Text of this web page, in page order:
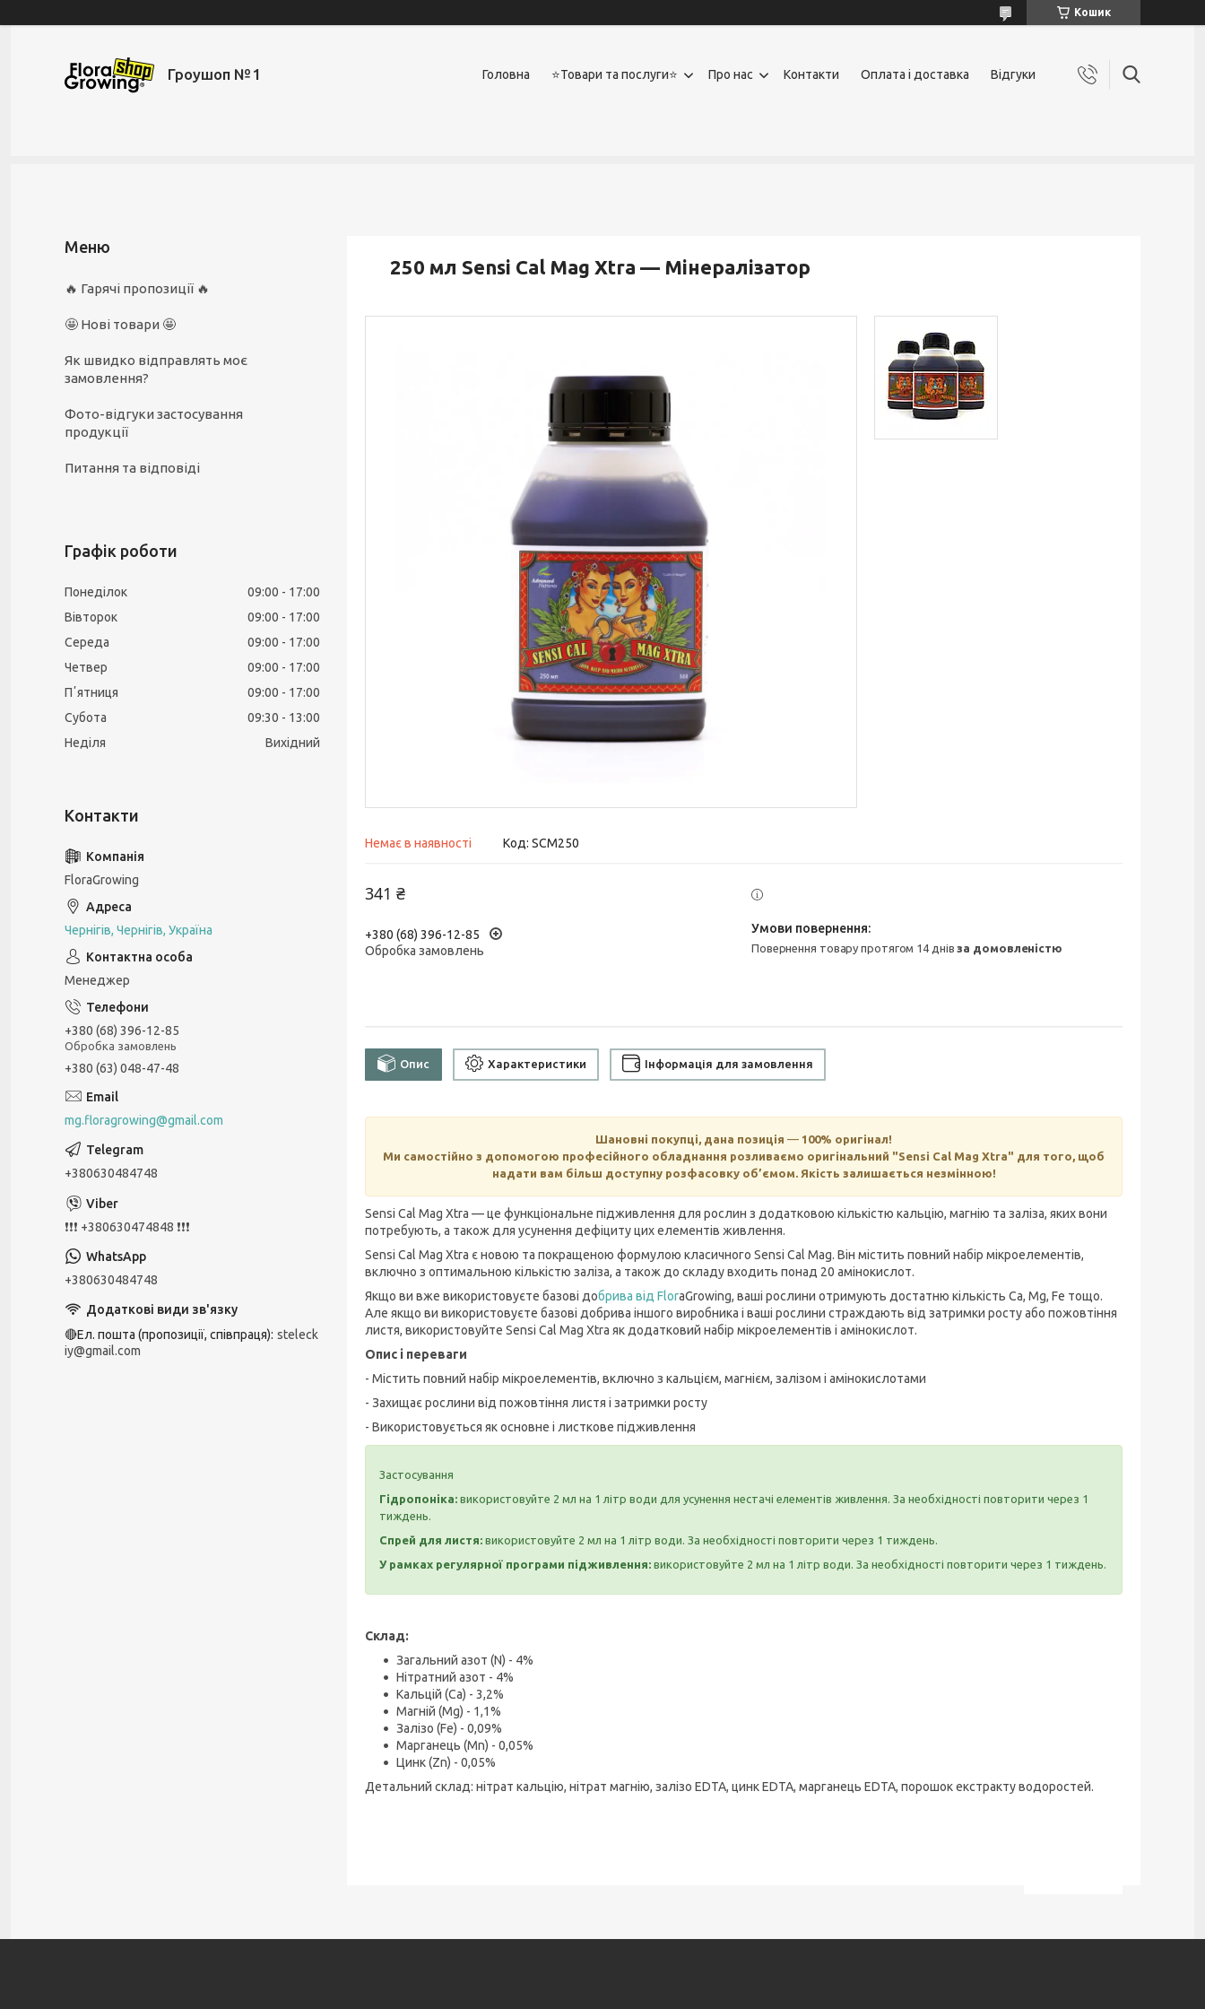
Кошик
Гроушоп №1 Головна ⭐Товари та послуги⭐ Про нас Контакти Оплата і доставка Відгуки
250 мл Sensi Cal Mag Xtra — Мінералізатор
Немає в наявності Код: SCM250
341 ₴
+380 (68) 396-12-85
Обробка замовлень
повернення товару протягом 14 днівза домовленістю
Опис Характеристики Інформація для замовлення
Шановні покупці, дана позиція — 100% оригінал!
Ми самостійно з допомогою професійного обладнання розливаємо оригінальний "Sensi Cal Mag Xtra" для того, щоб
надати вам більш доступну розфасовку об’ємом. Якість залишається незмінною!
Sensi Cal Mag Xtra — це функціональне підживлення для рослин з додатковою кількістю кальцію, магнію та заліза, яких вони
потребують, а також для усунення дефіциту цих елементів живлення.
Sensi Cal Mag Xtra є новою та покращеною формулою класичного Sensi Cal Mag. Він містить повний набір мікроелементів,
включно з оптимальною кількістю заліза, а також до складу входить понад 20 амінокислот.
Якщо ви вже використовуєте базові добрива від FloraGrowing, ваші рослини отримують достатню кількість Ca, Mg, Fe тощо.
Але якщо ви використовуєте базові добрива іншого виробника і ваші рослини страждають від затримки росту або пожовтіння
листя, використовуйте Sensi Cal Mag Xtra як додатковий набір мікроелементів і амінокислот.
Опис і переваги
- Містить повний набір мікроелементів, включно з кальцієм, магнієм, залізом і амінокислотами
- Захищає рослини від пожовтіння листя і затримки росту
- Використовується як основне і листкове підживлення
Застосування
Гідропоніка: використовуйте 2 мл на 1 літр води для усунення нестачі елементів живлення. За необхідності повторити через 1
тиждень.
Спрей для листя: використовуйте 2 мл на 1 літр води. За необхідності повторити через 1 тиждень.
У рамках регулярної програми підживлення: використовуйте 2 мл на 1 літр води. За необхідності повторити через 1 тиждень.
Склад:
Загальний азот (N) - 4%
Нітратний азот - 4%
Кальцій (Ca) - 3,2%
Магній (Mg) - 1,1%
Залізо (Fe) - 0,09%
Марганець (Mn) - 0,05%
Цинк (Zn) - 0,05%
Детальний склад: нітрат кальцію, нітрат магнію, залізо EDTA, цинк EDTA, марганець EDTA, порошок екстракту водоростей.
🔥 Гарячі пропозиції 🔥
🤩 Нові товари 🤩
Як швидко відправлять моє
замовлення?
Фото-відгуки застосування
продукції
Питання та відповіді
Графік роботи
Понеділок 09:00
17:00
Вівторок
09:00
17:00
Середа
09:00
17:00
Четвер
09:00
17:00
Пʼятниця
09:00
17:00
Субота
09:30
13:00
Неділя
Вихідний
FloraGrowing
Чернігів, Чернігів, Україна
Менеджер
+380 (68) 396-12-85
Обробка замовлень
+380 (63) 048-47-48
mg.floragrowing@gmail.com
+380630484748
❗❗❗ +380630474848 ❗❗❗
+380630484748
🔴Ел. пошта (пропозиції, співпраця) steleck
iy@gmail.com